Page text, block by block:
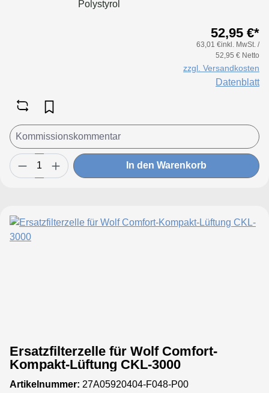
Polystyrol
52,95 €*
63,01 €inkl. MwSt. /
52,95 € Netto
zzgl. Versandkosten
Datenblatt
In den Warenkorb
Ersatzfilterzelle für Wolf Comfort-
Kompakt-Lüftung CKL-3000
Artikelnummer: 27A05920404-F048-P00